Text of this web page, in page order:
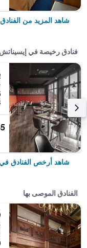
شاهد المزيد من الفنادق
فنادق رخيصة في إيسيناتش
شاهد أرخص الفنادق
الفنادق الموصى بها